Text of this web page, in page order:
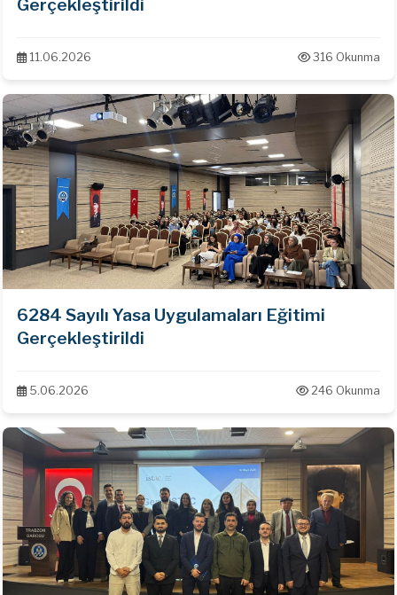
Gerçekleştirildi
11.06.2026 316 Okunma
6284 Sayılı Yasa Uygulamaları Eğitimi
Gerçekleştirildi
5.06.2026 246 Okunma